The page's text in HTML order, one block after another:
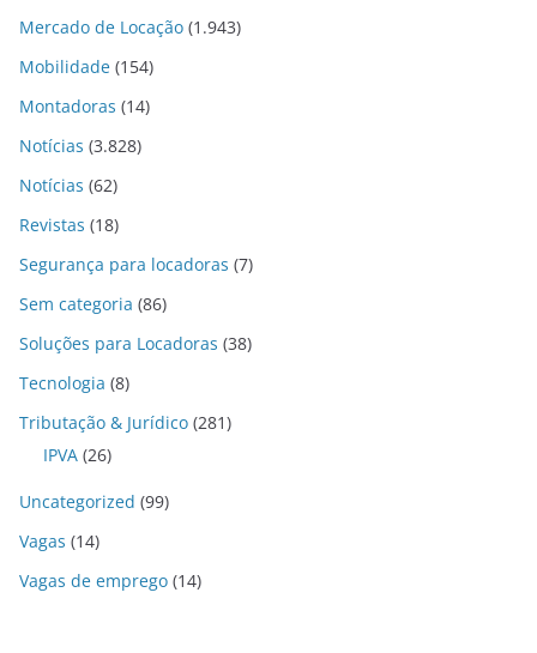
Mercado de Locação (1.943)
Mobilidade (154)
Montadoras (14)
Notícias (3.828)
Notícias (62)
Revistas (18)
Segurança para locadoras (7)
Sem categoria (86)
Soluções para Locadoras (38)
Tecnologia (8)
Tributação & Jurídico (281)
IPVA (26)
Uncategorized (99)
Vagas (14)
Vagas de emprego (14)